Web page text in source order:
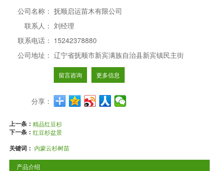
公司名称： 抚顺启运苗木有限公司
联系人： 刘经理
联系电话： 15242378880
公司地址： 辽宁省抚顺市新宾满族自治县新宾镇民主街
留言咨询 更多信息
分享：
上一条：精品红豆杉
下一条：红豆杉盆景
关键词： 内蒙云杉树苗
产品介绍